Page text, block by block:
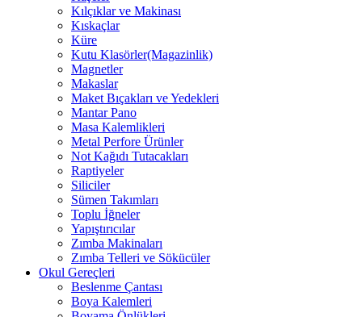
Kılçıklar ve Makinası
Kıskaçlar
Küre
Kutu Klasörler(Magazinlik)
Magnetler
Makaslar
Maket Bıçakları ve Yedekleri
Mantar Pano
Masa Kalemlikleri
Metal Perfore Ürünler
Not Kağıdı Tutacakları
Raptiyeler
Siliciler
Sümen Takımları
Toplu İğneler
Yapıştırıcılar
Zımba Makinaları
Zımba Telleri ve Sökücüler
Okul Gereçleri
Beslenme Çantası
Boya Kalemleri